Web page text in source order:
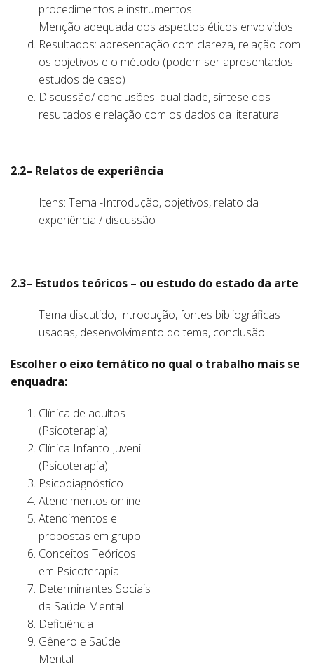
procedimentos e instrumentos
Menção adequada dos aspectos éticos envolvidos
Resultados: apresentação com clareza, relação com
os objetivos e o método (podem ser apresentados
estudos de caso)
Discussão/ conclusões: qualidade, síntese dos
resultados e relação com os dados da literatura
2.2– Relatos de experiência
Itens: Tema -Introdução, objetivos, relato da
experiência / discussão
2.3– Estudos teóricos – ou estudo do estado da arte
Tema discutido, Introdução, fontes bibliográficas
usadas, desenvolvimento do tema, conclusão
Escolher o eixo temático no qual o trabalho mais se
enquadra:
Clínica de adultos
(Psicoterapia)
Clínica Infanto Juvenil
(Psicoterapia)
Psicodiagnóstico
Atendimentos online
Atendimentos e
propostas em grupo
Conceitos Teóricos
em Psicoterapia
Determinantes Sociais
da Saúde Mental
Deficiência
Gênero e Saúde
Mental